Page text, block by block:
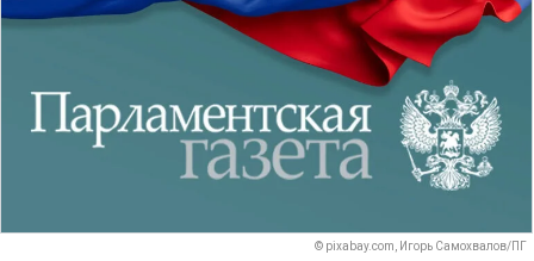
© pixabay.com, Игорь Самохвалов/ПГ